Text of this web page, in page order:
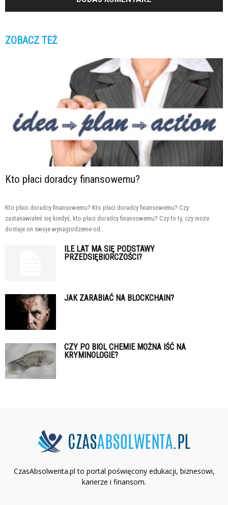
ZOBACZ TEŻ
Kto płaci doradcy finansowemu?
Kto płaci doradcy finansowemu? Kto płaci doradcy finansowemu? Czy
zastanawiałeś się kiedyś, kto płaci doradcy finansowemu? Czy to ty, czy może
dostaje on swoje wynagrodzenie od...
ILE LAT MA SIĘ PODSTAWY
PRZEDSIĘBIORCZOŚCI?
JAK ZARABIAĆ NA BLOCKCHAIN?
CZY PO BIOL CHEMIE MOŻNA IŚĆ NA
KRYMINOLOGIE?
CzasAbsolwenta.pl to portal poświęcony edukacji, biznesowi,
karierze i finansom.